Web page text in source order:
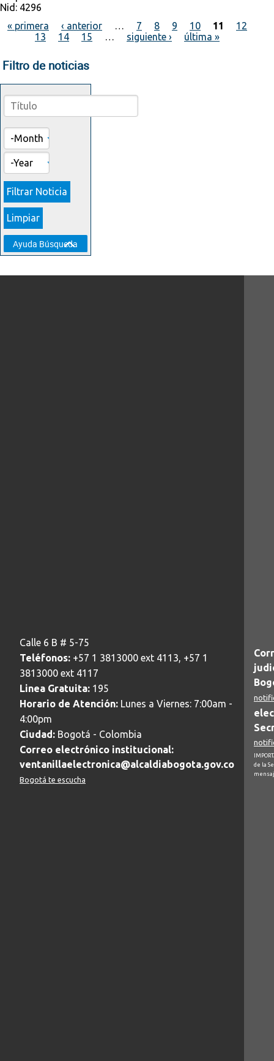
Nid: 4296
Páginas
« primera ‹ anterior … 7 8 9 10 11
12
13
14 15 … siguiente › última »
Filtro de noticias
Month
Year
Show
Ayuda Búsqueda
Calle 6 B # 5-75
Teléfonos: +57 1 3813000 ext 4113, +57 1
3813000 ext 4117
Linea Gratuita: 195
Horario de Atención: Lunes a Viernes: 7:00am -
4:00pm
Ciudad: Bogotá - Colombia
Correo electrónico institucional:
ventanillaelectronica@alcaldiabogota.gov.co
Bogotá te escucha
de la